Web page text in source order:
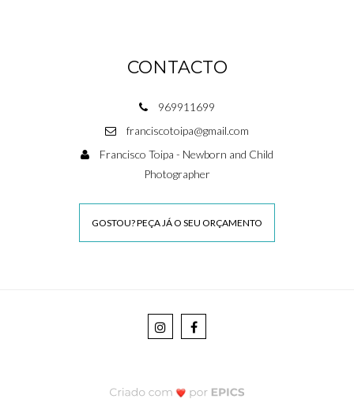
CONTACTO
969911699
franciscotoipa@gmail.com
Francisco Toipa - Newborn and Child
Photographer
GOSTOU? PEÇA JÁ O SEU ORÇAMENTO